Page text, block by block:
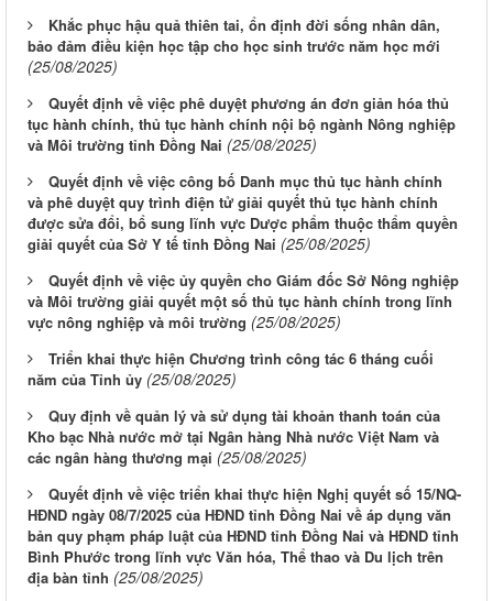
Khắc phục hậu quả thiên tai, ổn định đời sống nhân dân,
bảo đảm điều kiện học tập cho học sinh trước năm học mới
(25/08/2025)
Quyết định về việc phê duyệt phương án đơn giản hóa thủ
tục hành chính, thủ tục hành chính nội bộ ngành Nông nghiệp
và Môi trường tỉnh Đồng Nai (25/08/2025)
Quyết định về việc công bố Danh mục thủ tục hành chính
và phê duyệt quy trình điện tử giải quyết thủ tục hành chính
được sửa đổi, bổ sung lĩnh vực Dược phẩm thuộc thẩm quyền
giải quyết của Sở Y tế tỉnh Đồng Nai (25/08/2025)
Quyết định về việc ủy quyền cho Giám đốc Sở Nông nghiệp
và Môi trường giải quyết một số thủ tục hành chính trong lĩnh
vực nông nghiệp và môi trường (25/08/2025)
Triển khai thực hiện Chương trình công tác 6 tháng cuối
năm của Tỉnh ủy (25/08/2025)
Quy định về quản lý và sử dụng tài khoản thanh toán của
Kho bạc Nhà nước mở tại Ngân hàng Nhà nước Việt Nam và
các ngân hàng thương mại (25/08/2025)
Quyết định về việc triển khai thực hiện Nghị quyết số 15/NQ-
HĐND ngày 08/7/2025 của HĐND tỉnh Đồng Nai về áp dụng văn
bản quy phạm pháp luật của HĐND tỉnh Đồng Nai và HĐND tỉnh
Bình Phước trong lĩnh vực Văn hóa, Thể thao và Du lịch trên
địa bàn tỉnh (25/08/2025)